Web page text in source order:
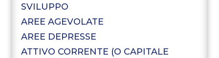
SVILUPPO
AREE AGEVOLATE
AREE DEPRESSE
ATTIVO CORRENTE (O CAPITALE